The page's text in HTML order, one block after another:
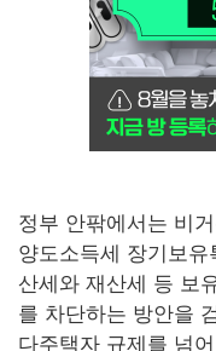
정부 안팎에서는 비
양도소득세 장기보
산세와 재산세 등 보
를 차단하는 방안을
다주택자 규제를 넘